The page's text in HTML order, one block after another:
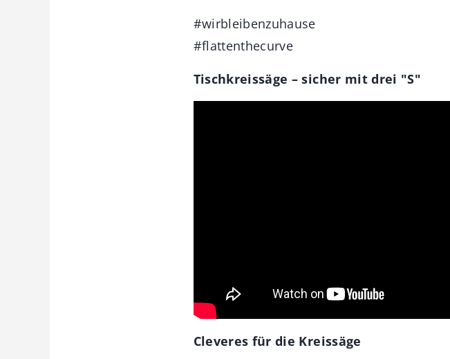
#wirbleibenzuhause
#flattenthecurve
Tischkreissäge – sicher mit drei "S"
Cleveres für die Kreissäge